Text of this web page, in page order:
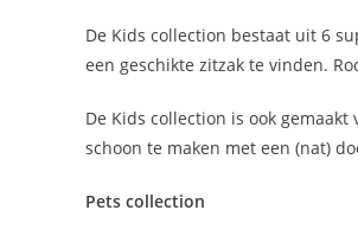
De Kids collection bestaat uit 6
een geschikte zitzak te vinden.
De Kids collection is ook
schoon te maken met een (nat)
Pets collection